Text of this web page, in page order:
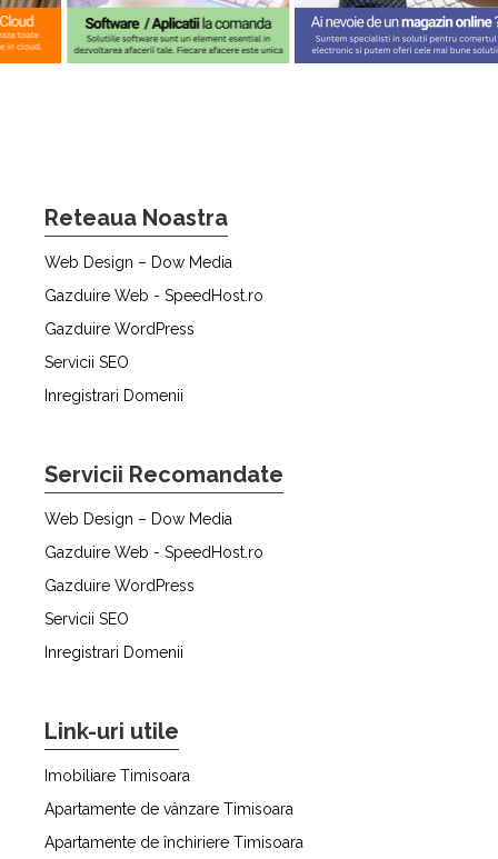
Reteaua Noastra
Web Design – Dow Media
Gazduire Web - SpeedHost.ro
Gazduire WordPress
Servicii SEO
Inregistrari Domenii
Servicii Recomandate
Web Design – Dow Media
Gazduire Web - SpeedHost.ro
Gazduire WordPress
Servicii SEO
Inregistrari Domenii
Link-uri utile
Imobiliare Timisoara
Apartamente de vânzare Timisoara
Apartamente de închiriere Timisoara